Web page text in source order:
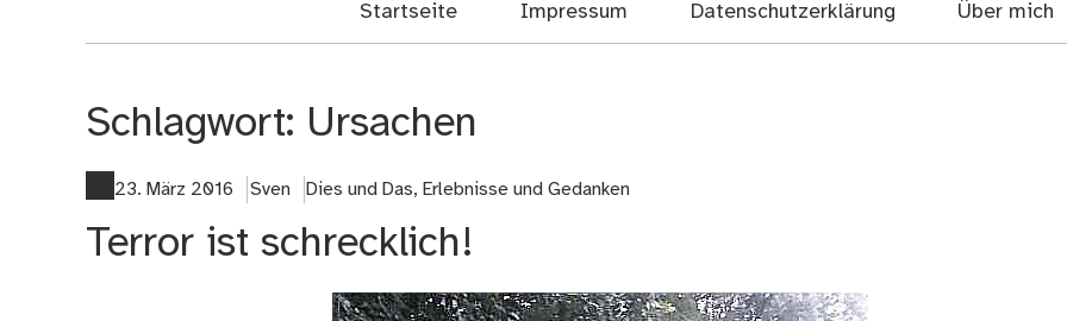
Startseite Impressum Datenschutzerklärung Über mich
Schlagwort: Ursachen
23. März 2016 Sven Dies und Das, Erlebnisse und Gedanken
Terror ist schrecklich!